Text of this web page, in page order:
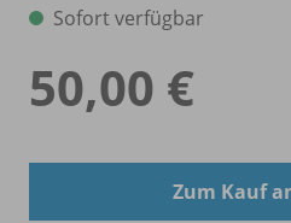
Sofort verfügbar
50,00 €
Zum Kauf